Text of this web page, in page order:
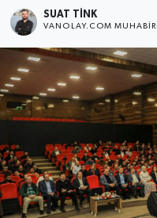
SUAT TINK
VANOLAY.COM MUHABIRI
Dünya
RESMİ İLANLAR
Haber Arşivi